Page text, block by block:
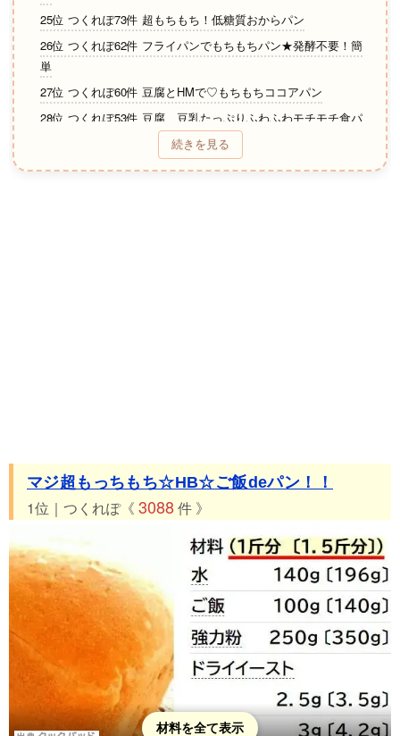
25位 つくれぽ73件 超もちもち！低糖質おからパン
26位 つくれぽ62件 フライパンでもちもちパン★発酵不要！簡
単
27位 つくれぽ60件 豆腐とHMで♡もちもちココアパン
28位 つくれぽ53件 豆腐、豆乳たっぷりふわふわモチモチ食パ
29位 つくれぽ52件 ＨＣＭで♪もち2豆腐メロンパン◇◆◇
続きを見る
マジ超もっちもち☆HB☆ご飯deパン！！
1位｜つくれぽ《 3088件 》
材料を全て表示